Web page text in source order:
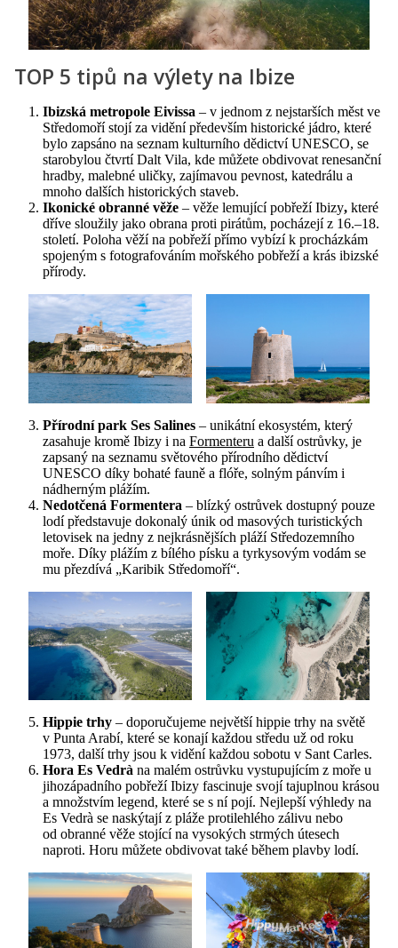
TOP 5 tipů na výlety na Ibize
Ibizská metropole Eivissa – v jednom z nejstarších měst ve
Středomoří stojí za vidění především historické jádro, které
bylo zapsáno na seznam kulturního dědictví UNESCO, se
starobylou čtvrtí Dalt Vila, kde můžete obdivovat renesanční
hradby, malebné uličky, zajímavou pevnost, katedrálu a
mnoho dalších historických staveb.
Ikonické obranné věže – věže lemující pobřeží Ibizy, které
dříve sloužily jako obrana proti pirátům, pocházejí z 16.–18.
století. Poloha věží na pobřeží přímo vybízí k procházkám
spojeným s fotografováním mořského pobřeží a krás ibizské
přírody.
Přírodní park Ses Salines – unikátní ekosystém, který
zasahuje kromě Ibizy i na Formenteru a další ostrůvky, je
zapsaný na seznamu světového přírodního dědictví
UNESCO díky bohaté fauně a flóře, solným pánvím i
nádherným plážím.
Nedotčená Formentera – blízký ostrůvek dostupný pouze
lodí představuje dokonalý únik od masových turistických
letovisek na jedny z nejkrásnějších pláží Středozemního
moře. Díky plážím z bílého písku a tyrkysovým vodám se
mu přezdívá „Karibik Středomoří“.
Hippie trhy – doporučujeme největší hippie trhy na světě
v Punta Arabí, které se konají každou středu už od roku
1973, další trhy jsou k vidění každou sobotu v Sant Carles.
Hora Es Vedrà na malém ostrůvku vystupujícím z moře u
jihozápadního pobřeží Ibizy fascinuje svojí tajuplnou krásou
a množstvím legend, které se s ní pojí. Nejlepší výhledy na
Es Vedrà se naskýtají z pláže protilehlého zálivu nebo
od obranné věže stojící na vysokých strmých útesech
naproti. Horu můžete obdivovat také během plavby lodí.